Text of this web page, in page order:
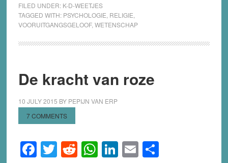
FILED UNDER: K-D-WEETJES
TAGGED WITH: PSYCHOLOGIE RELIGIE
VOORUITGANGSGELOOF, WETENSCHAP
De kracht van roze
10 JULY 2015 BY PEPIJN VAN ERP
7 COMMENTS
Facebook
Twitter
Reddit
WhatsApp
LinkedIn
EmailShare